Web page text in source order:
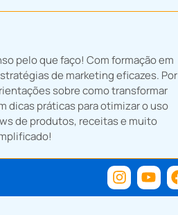
pelo que faço! Com formação em
de marketing eficazes. Por
sobre como transformar
dicas práticas para otimizar o uso
de produtos, receitas e muito